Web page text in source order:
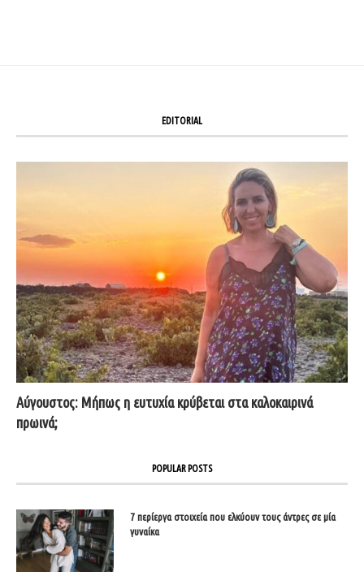
EDITORIAL
Αύγουστος: Μήπως η ευτυχία κρύβεται στα καλοκαιρινά
πρωινά;
POPULAR POSTS
7 περίεργα στοιχεία που ελκύουν τους άντρες σε μία
γυναίκα